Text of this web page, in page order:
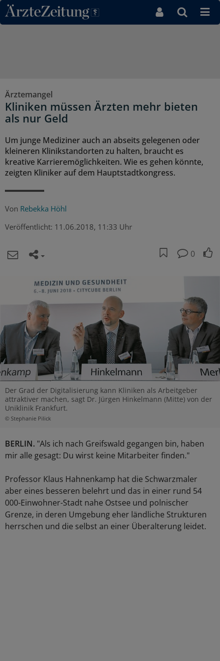
Direkt zum Inhaltsbereich
Ärztemangel
Kliniken müssen Ärzten mehr bieten
als nur Geld
Um junge Mediziner auch an abseits gelegenen oder
kleineren Klinikstandorten zu halten, braucht es
kreative Karrieremöglichkeiten. Wie es gehen könnte,
zeigten Kliniker auf dem Hauptstadtkongress.
Von Rebekka Höhl
Veröffentlicht: 11.06.2018, 11:33 Uhr
0
Der Grad der Digitalisierung kann Kliniken als Arbeitgeber
attraktiver machen, sagt Dr. Jürgen Hinkelmann (Mitte) von der
Uniklinik Frankfurt.
© Stephanie Pilick
BERLIN. "Als ich nach Greifswald gegangen bin, haben
mir alle gesagt: Du wirst keine Mitarbeiter finden."
Professor Klaus Hahnenkamp hat die Schwarzmaler
aber eines besseren belehrt und das in einer rund 54
000-Einwohner-Stadt nahe Ostsee und polnischer
Grenze, in deren Umgebung eher ländliche Strukturen
herrschen und die selbst an einer Überalterung leidet.